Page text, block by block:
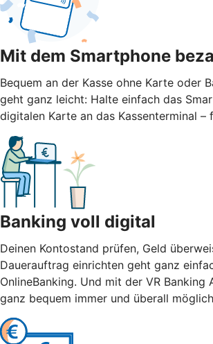
Mit dem Smartphone
Bequem an der Kasse ohne Karte oder
geht ganz leicht: Halte einfach das
digitalen Karte an das Kassenterminal –
Banking voll digital
Deinen Kontostand prüfen, Geld
Dauerauftrag einrichten geht ganz
OnlineBanking. Und mit der VR Banking
ganz bequem immer und überall